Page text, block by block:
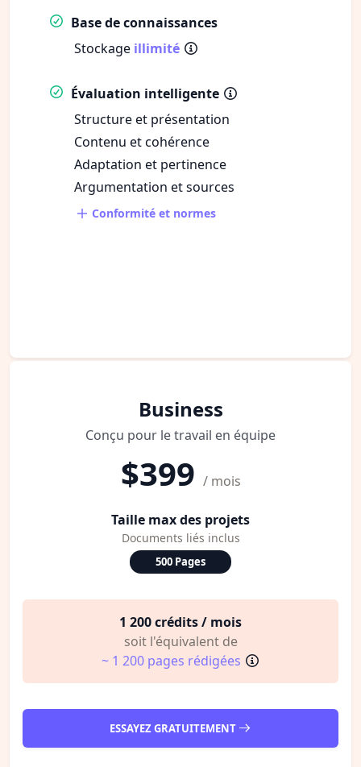
Base de connaissances
Stockage illimité
Évaluation intelligente
Structure et présentation
Contenu et cohérence
Adaptation et pertinence
Argumentation et sources
Conformité et normes
Business
Conçu pour le travail en équipe
$399 / mois
Taille max des projets
Documents liés inclus
500 Pages
1 200 crédits / mois
soit l'équivalent de
~ 1 200 pages rédigées
ESSAYEZ GRATUITEMENT